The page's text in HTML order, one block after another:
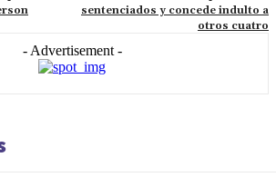
sentenciados y concede indulto a
otros cuatro
- Advertisement -